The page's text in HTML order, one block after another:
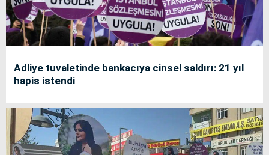
Adliye tuvaletinde bankacıya cinsel saldırı: 21 yıl
hapis istendi